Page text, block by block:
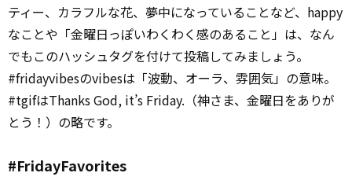
ティー、カラフルな花、夢中になっていることなど、happy
なことや「金曜日っぽいわくわく感のあること」は、なん
でもこのハッシュタグを付けて投稿してみましょう。
#fridayvibesのvibesは「波動、オーラ、雰囲気」の意味。
#tgifはThanks God, it’s Friday.（神さま、金曜日をありが
とう！）の略です。
#FridayFavorites